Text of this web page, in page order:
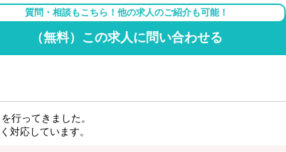
質問・相談もこちら！他の求人のご紹介も可能！
（無料）この求人に問い合わせる
行ってきました。
対応しています。